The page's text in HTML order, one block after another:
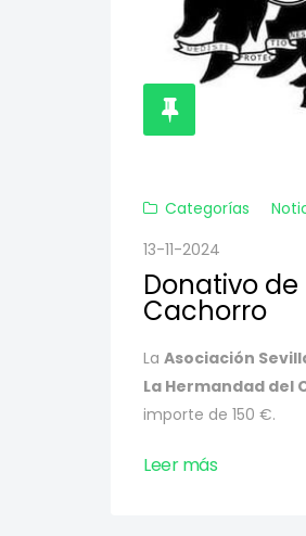
Categorías
13-11-2024
Donativo
Cachorro
La Asociación
La Hermandad del
importe de 150 €.
Leer más